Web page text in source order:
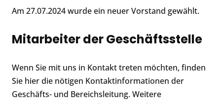
Am 27.07.2024 wurde ein neuer Vorstand gewählt.
Mitarbeiter der Geschäftsstelle
Wenn Sie mit uns in Kontakt treten möchten, finden
Sie hier die nötigen Kontaktinformationen der
Geschäfts- und Bereichsleitung. Weitere